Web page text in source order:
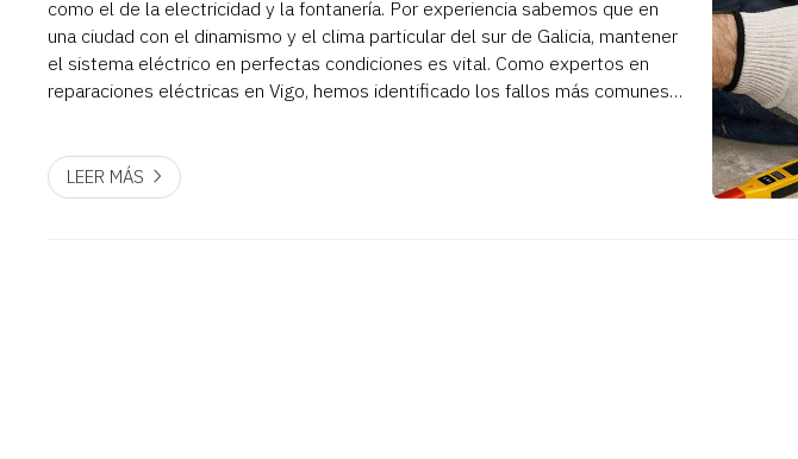
como el de la electricidad y la fontanería. Por experiencia sabemos que en
una ciudad con el dinamismo y el clima particular del sur de Galicia, mantener
el sistema eléctrico en perfectas condiciones es vital. Como expertos en
reparaciones eléctricas en Vigo, hemos identificado los fallos más comunes
LEER MÁS